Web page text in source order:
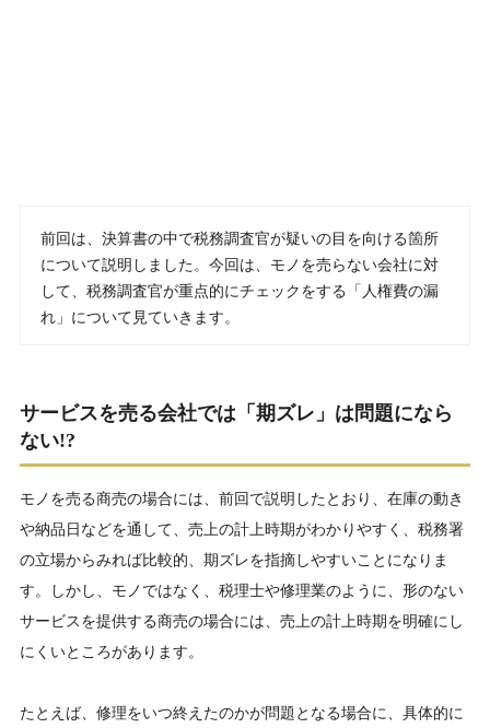
前回は、決算書の中で税務調査官が疑いの目を向ける箇所
について説明しました。今回は、モノを売らない会社に対
して、税務調査官が重点的にチェックをする「人権費の漏
れ」について見ていきます。
サービスを売る会社では「期ズレ」は問題になら
ない!?
モノを売る商売の場合には、前回で説明したとおり、在庫の動き
や納品日などを通して、売上の計上時期がわかりやすく、税務署
の立場からみれば比較的、期ズレを指摘しやすいことになりま
す。しかし、モノではなく、税理士や修理業のように、形のない
サービスを提供する商売の場合には、売上の計上時期を明確にし
にくいところがあります。
たとえば、修理をいつ終えたのかが問題となる場合に、具体的に